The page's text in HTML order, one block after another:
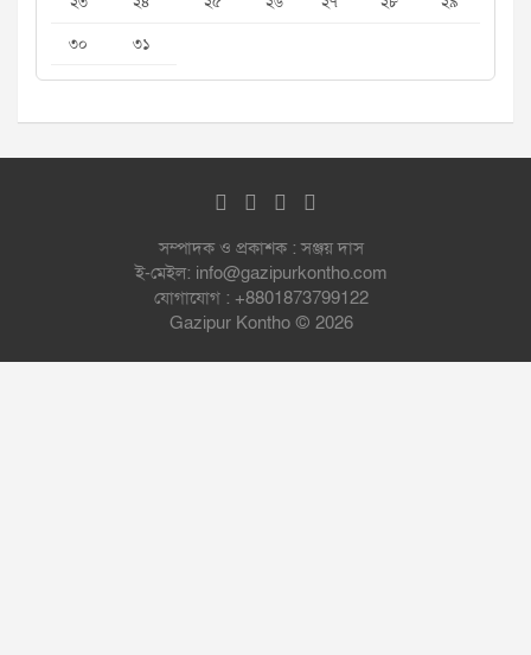
৩০
৩১
সম্পাদক ও প্রকাশক : সঞ্জয় দাস
ই-মেইল: info@gazipurkontho.com
যোগাযোগ : +8801873799122
Gazipur Kontho © 2026